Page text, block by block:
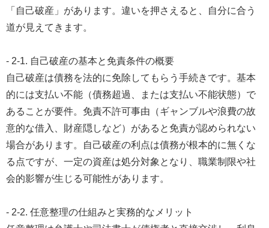
「自己破産」があります。違いを押さえると、自分に合う
道が見えてきます。
- 2-1. 自己破産の基本と免責条件の概要
自己破産は債務を法的に免除してもらう手続きです。基本
的には支払い不能（債務超過、または支払い不能状態）で
あることが要件。免責不許可事由（ギャンブルや浪費の故
意的な借入、財産隠しなど）があると免責が認められない
場合があります。自己破産の利点は債務が根本的に無くな
る点ですが、一定の資産は処分対象となり、職業制限や社
会的影響が生じる可能性があります。
- 2-2. 任意整理の仕組みと実務的なメリット